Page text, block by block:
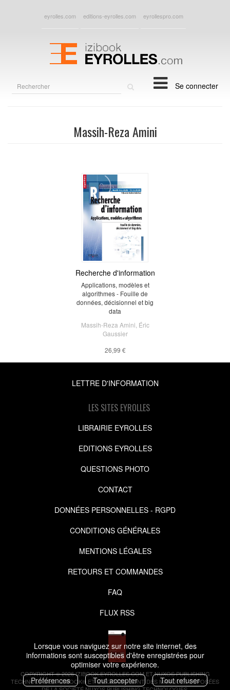
Lorsque vous naviguez sur notre site internet, des
informations sont susceptibles d'être enregistrées pour
optimiser votre expérience.
Préférences
Tout accepter Tout refuser
eyrolles.com editions-eyrolles.com eyrollespro.com
Se connecter
Massih-Reza Amini
Recherche d'information
Applications, modèles et
algorithmes - Fouille de
données, décisionnel et big
data
Massih-Reza Amini Éric
Gaussier
26,99 €
LETTRE D'INFORMATION
LES SITES EYROLLES
LIBRAIRIE EYROLLES
EDITIONS EYROLLES
QUESTIONS PHOTO
CONTACT
DONNÉES PERSONNELLES - RGPD
CONDITIONS GÉNÉRALES
MENTIONS LÉGALES
RETOURS ET COMMANDES
FAQ
FLUX RSS
COPYRIGHT © 2026 IZIBOOK.EYROLLES.COM ET NUXOS PUBLISHING
TECHNOLOGIES.IZIBOOK® ETIZIBOOKS®SONT DES MARQUES DÉPOSÉES